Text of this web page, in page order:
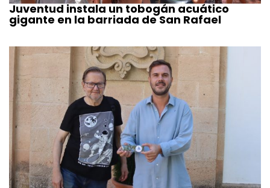
Juventud instala un tobogán acuático
gigante en la barriada de San Rafael